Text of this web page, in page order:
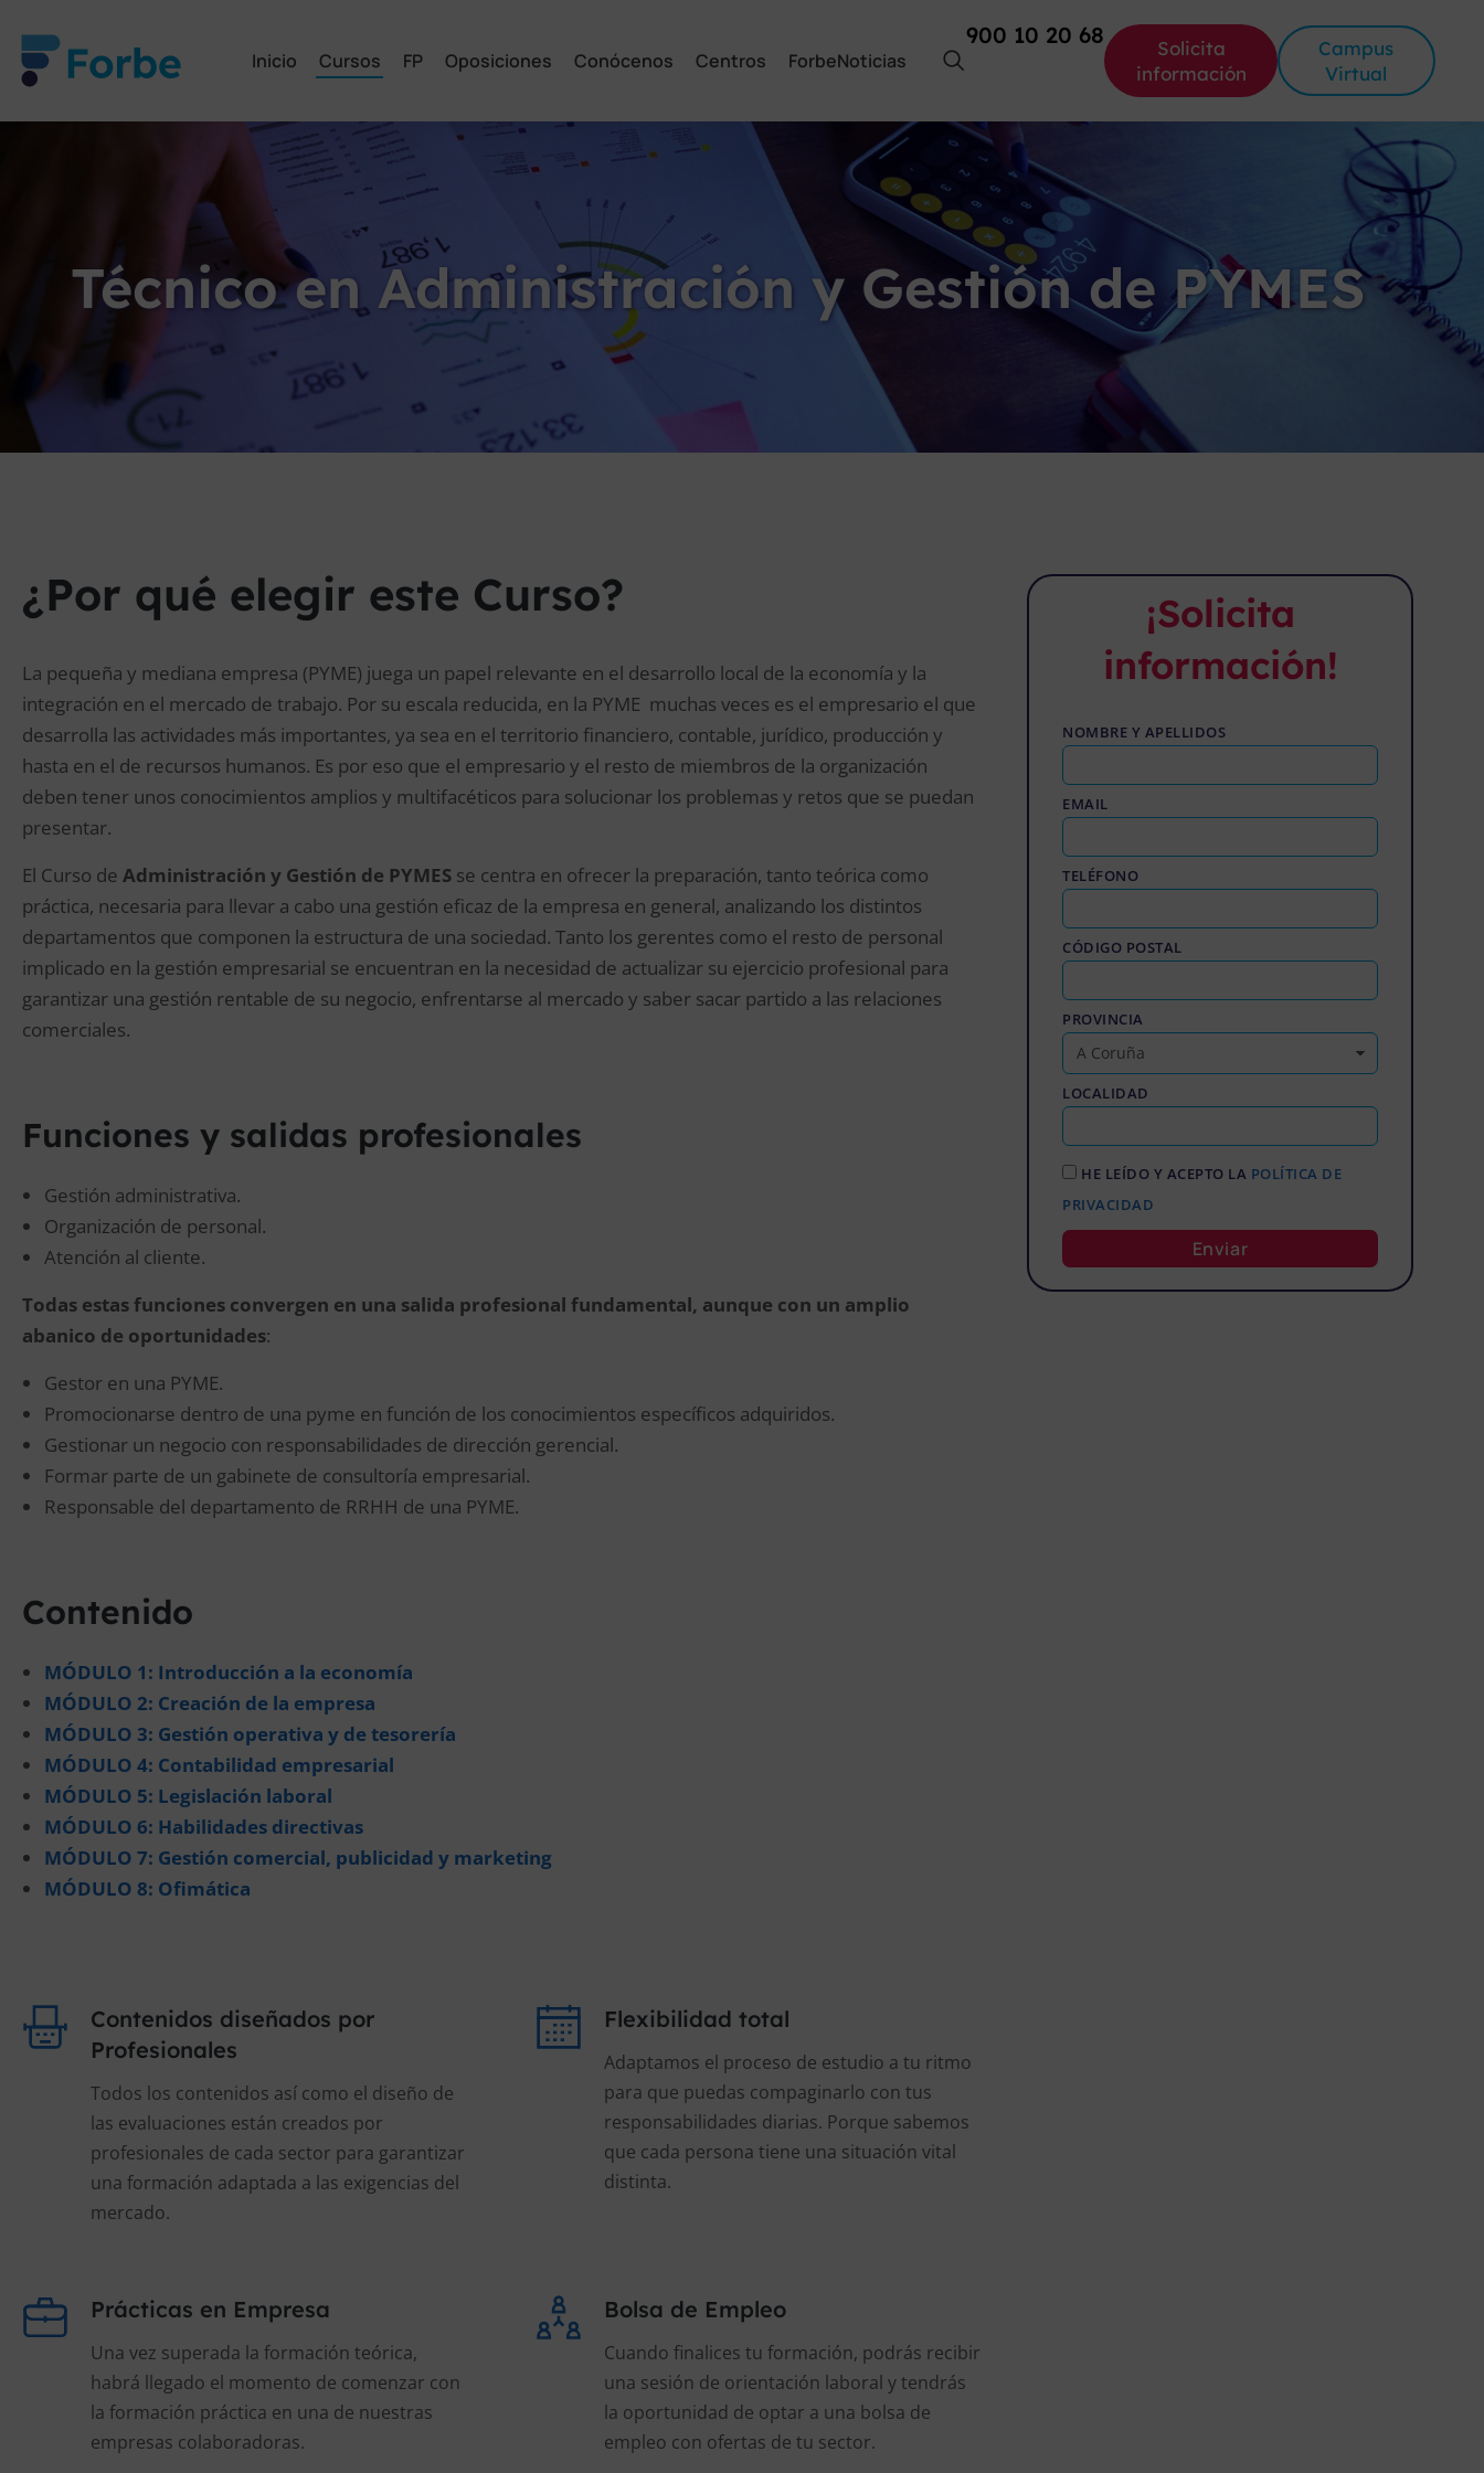
Inicio Cursos FP Oposiciones Conócenos Centros ForbeNoticias
900 10 20 68
Solicita
información
Campus
Virtual
Técnico en Administración y Gestión de PYMES
¿Por qué elegir este Curso?
La pequeña y mediana empresa (PYME) juega un papel relevante en el desarrollo local de la economía y la
integración en el mercado de trabajo. Por su escala reducida, en la PYME muchas veces es el empresario el que
desarrolla las actividades más importantes, ya sea en el territorio financiero, contable, jurídico, producción y
hasta en el de recursos humanos. Es por eso que el empresario y el resto de miembros de la organización
deben tener unos conocimientos amplios y multifacéticos para solucionar los problemas y retos que se puedan
presentar.
El Curso de Administración y Gestión de PYMES se centra en ofrecer la preparación, tanto teórica como
práctica, necesaria para llevar a cabo una gestión eficaz de la empresa en general, analizando los distintos
departamentos que componen la estructura de una sociedad. Tanto los gerentes como el resto de personal
implicado en la gestión empresarial se encuentran en la necesidad de actualizar su ejercicio profesional para
garantizar una gestión rentable de su negocio, enfrentarse al mercado y saber sacar partido a las relaciones
comerciales.
Funciones y salidas profesionales
Gestión administrativa.
Organización de personal.
Atención al cliente.
Todas estas funciones convergen en una salida profesional fundamental, aunque con un amplio
abanico de oportunidades:
Gestor en una PYME.
Promocionarse dentro de una pyme en función de los conocimientos específicos adquiridos.
Gestionar un negocio con responsabilidades de dirección gerencial.
Formar parte de un gabinete de consultoría empresarial.
Responsable del departamento de RRHH de una PYME.
Contenido
MÓDULO 1: Introducción a la economía
MÓDULO 2: Creación de la empresa
MÓDULO 3: Gestión operativa y de tesorería
MÓDULO 4: Contabilidad empresarial
MÓDULO 5: Legislación laboral
MÓDULO 6: Habilidades directivas
MÓDULO 7: Gestión comercial, publicidad y marketing
MÓDULO 8: Ofimática
Contenidos diseñados por
Profesionales
Todos los contenidos así como el diseño de
las evaluaciones están creados por
profesionales de cada sector para garantizar
una formación adaptada a las exigencias del
mercado.
Flexibilidad total
Adaptamos el proceso de estudio a tu ritmo
para que puedas compaginarlo con tus
responsabilidades diarias. Porque sabemos
que cada persona tiene una situación vital
distinta.
Prácticas en Empresa
Una vez superada la formación teórica,
habrá llegado el momento de comenzar con
la formación práctica en una de nuestras
empresas colaboradoras.
Bolsa de Empleo
Cuando finalices tu formación, podrás recibir
una sesión de orientación laboral y tendrás
la oportunidad de optar a una bolsa de
empleo con ofertas de tu sector.
¡Solicita
información!
NOMBRE Y APELLIDOS
EMAIL
TELÉFONO
CÓDIGO POSTAL
PROVINCIA
LOCALIDAD
HE LEÍDO Y ACEPTO LA POLÍTICA DE
PRIVACIDAD
Enviar